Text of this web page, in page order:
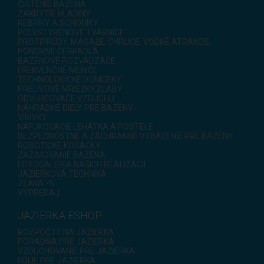
ČISTENIE BAZÉNA
ZAKRYTIE HLADINY
REBRÍKY A SCHODÍKY
POLYSTYRÉNOVÉ TVÁRNICE
PROTIPRÚDY, MASÁŽE, CHRLIČE, VODNÉ ATRAKCIE
PONORNÉ ČERPADLÁ
BAZÉNOVÉ ROZVÁDZAČE
FREKVENČNÉ MENIČE
TECHNOLOGICKÉ DOMČEKY
PRELIVOVÉ MRIEŽKY,ŽĽABY
ODVLHČOVAČE VZDUCHU
NÁHRADNÉ DIELY PRE BAZÉNY
VÍRIVKY
NAFUKOVACIE LEHÁTKA A POSTELE
BEZPEČNOSTNÉ A ZÁCHRANNÉ VYBAVENIE PRE BAZÉNY
ROBOTICKÉ KOSAČKY
ZAZIMOVANIE BAZÉNA
FOTOGALÉRIA NAŠICH REALIZÁCIÍ
JAZIERKOVÁ TECHNIKA
ZĽAVA -%
VÝPREDAJ
JAZIERKA ESHOP
ROZPOČTY NA JAZIERKA
PORADŇA PRE JAZIERKA
VZDUCHOVANIE PRE JAZIERKA
FÓLIE PRE JAZIERKA